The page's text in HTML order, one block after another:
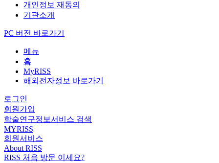
개인정보 재동의
기관소개
PC 버전 바로가기
메뉴
홈
MyRISS
해외전자정보 바로가기
로그인
회원가입
학술연구정보서비스 검색
MYRISS
회원서비스
About RISS
RISS 처음 방문 이세요?